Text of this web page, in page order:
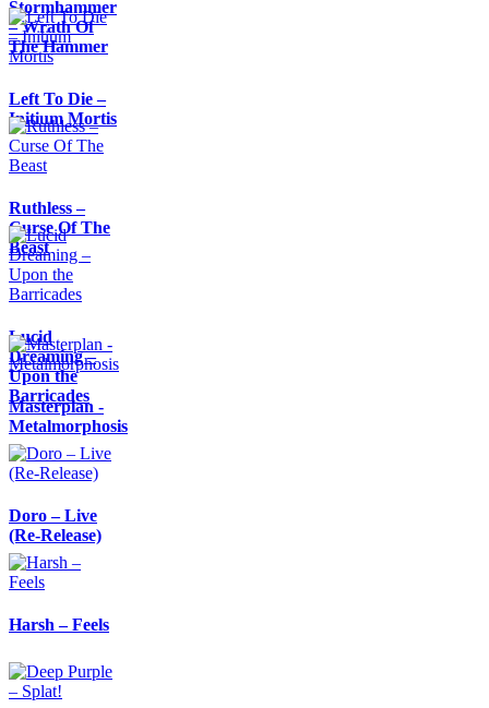
Stormhammer
– Wrath Of
The Hammer
Left To Die –
Initium Mortis
Ruthless –
Curse Of The
Beast
Lucid
Dreaming –
Upon the
Barricades
Masterplan -
Metalmorphosis
Doro – Live
(Re-Release)
Harsh – Feels